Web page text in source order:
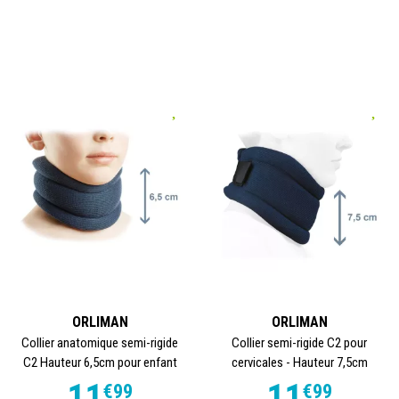
genouillère, les colliers cervicaux, les ceintures lombaires
et bien d'autres ainsi que ses
différentes gammes,
pédiatrique, sport, cryothérapie...
Si vous souhaitez plus de renseignements sur un de nos
Contactez le service client TOOPHARMA au :
ORLIMAN
Collier anatomique semi-rigide
C2 Hauteur 6,5cm pour enfant
€99
ORLIMAN
Collier semi-rigide C2 pour
cervicales - Hauteur 7,5cm
€99